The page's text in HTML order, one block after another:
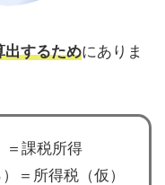
出するためにありま
＝課税所得
＝所得税（仮）